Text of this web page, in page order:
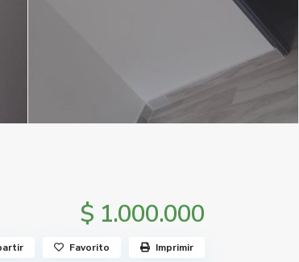
$ 1.000.000
Favorito Imprimir